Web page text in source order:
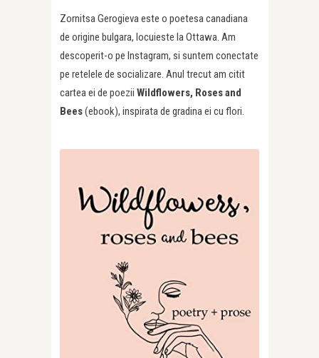
Zornitsa Gerogieva este o poetesa canadiana
de origine bulgara, locuieste la Ottawa. Am
descoperit-o pe Instagram, si suntem conectate
pe retelele de socializare. Anul trecut am citit
cartea ei de poezii Wildflowers, Roses and
Bees(ebook), inspirata de gradina ei cu flori.